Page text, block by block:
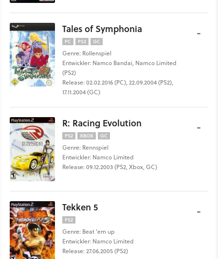
Tales of Symphonia
PC PS2 GC
Genre: Rollenspiel
Entwickler: Namco Bandai, Namco Limited
(PS2)
Release: 02.02.2016 (PC), 22.09.2004 (PS2),
17.11.2004 (GC)
-
R: Racing Evolution
PS2 XBOX GC
Genre: Rennspiel
Entwickler: Namco Limited
Release: 09.12.2003 (PS2, Xbox, GC)
-
Tekken 5
PS2
Genre: Beat ’em up
Entwickler: Namco Limited
Release: 27.06.2005 (PS2)
-